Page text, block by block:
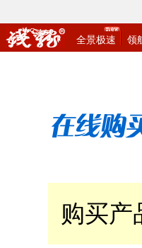
购买产